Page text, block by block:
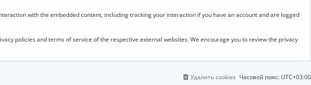
with the embedded content, including tracking your interaction if you have an account and are logged
policies and terms of service of the respective external websites. We encourage you to review the privacy
Часовой пояс: UTC+03:00
Удалить cookies